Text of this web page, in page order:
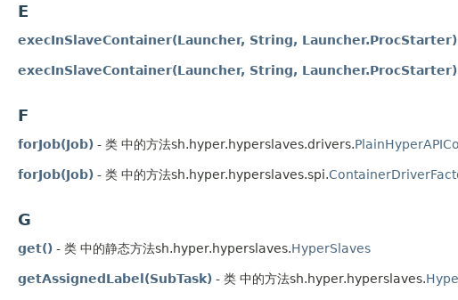
E
execInSlaveContainer(Launcher, String, Launcher.ProcStarter)
execInSlaveContainer(Launcher, String, Launcher.ProcStarter)
F
forJob(Job) - 类 中的方法sh.hyper.hyperslaves.drivers.
forJob(Job) - 类 中的方法sh.hyper.hyperslaves.spi.
G
get() - 类 中的静态方法sh.hyper.hyperslaves.HyperSlaves
getAssignedLabel(SubTask) - 类 中的方法sh.hyper.hyperslaves.